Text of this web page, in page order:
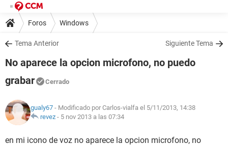
Foros Windows
Tema Anterior Siguiente Tema
No aparece la opcion microfono, no puedo
grabar
Cerrado
gualy67 - Modificado por Carlos-vialfa el 5/11/2013, 14:38
revez - 5 nov 2013 a las 07:34
en mi icono de voz no aparece la opcion microfono, no